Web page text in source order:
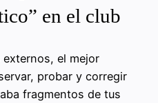
en el club
el mejor
probar y corregir
fragmentos de tus